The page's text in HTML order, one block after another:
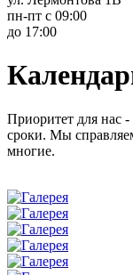
пн-пт с 09:00
до 17:00
Приоритет для нас -
сроки. Мы
многие.